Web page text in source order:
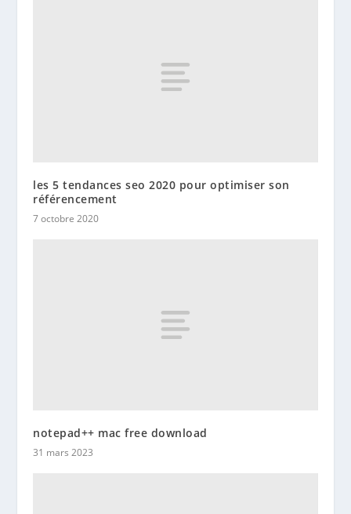
les 5 tendances seo 2020 pour optimiser son
référencement
7 octobre 2020
notepad++ mac free download
31 mars 2023